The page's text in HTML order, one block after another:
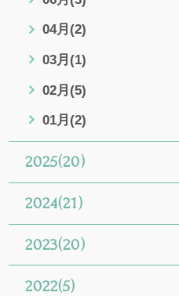
04月(2)
03月(1)
02月(5)
01月(2)
2025(20)
2024(21)
2023(20)
2022(5)